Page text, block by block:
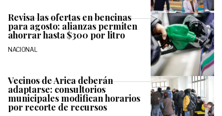
Revisa las ofertas en bencinas
para agosto: alianzas permiten
ahorrar hasta $300 por litro
NACIONAL
Vecinos de Arica deberán
adaptarse: consultorios
municipales modifican horarios
por recorte de recursos